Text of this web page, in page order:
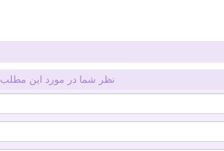
نظر شما در مورد این مطلب